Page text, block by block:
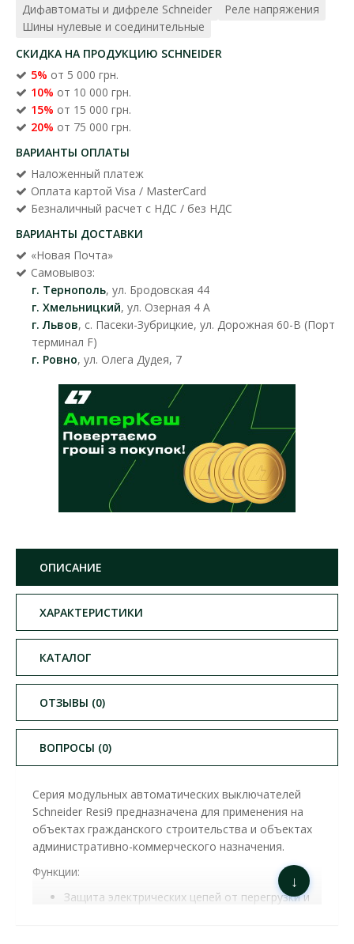
Дифавтоматы и дифреле Schneider
Реле напряжения
Шины нулевые и соединительные
СКИДКА НА ПРОДУКЦИЮ SCHNEIDER
5% от 5 000 грн.
10% от 10 000 грн.
15% от 15 000 грн.
20% от 75 000 грн.
ВАРИАНТЫ ОПЛАТЫ
Наложенный платеж
Оплата картой Visa / MasterCard
Безналичный расчет с НДС / без НДС
ВАРИАНТЫ ДОСТАВКИ
«Новая Почта»
Самовывоз:
г. Тернополь, ул. Бродовская 44
г. Хмельницкий, ул. Озерная 4 А
г. Львов, с. Пасеки-Зубрицкие, ул. Дорожная 60-В (Порт
терминал F)
г. Ровно, ул. Олега Дудея, 7
ОПИСАНИЕ
ХАРАКТЕРИСТИКИ
КАТАЛОГ
ОТЗЫВЫ (0)
ВОПРОСЫ (0)
Серия модульных автоматических выключателей
Schneider Resi9 предназначена для применения на
объектах гражданского строительства и объектах
административно-коммерческого назначения.
Функции:
Защита электрических цепей от перегрузки и
↓